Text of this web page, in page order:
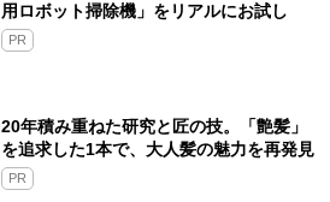
用ロボット掃除機」をリアルにお試し
PR
20年積み重ねた研究と匠の技。「艶髪」
を追求した1本で、大人髪の魅力を再発見
PR